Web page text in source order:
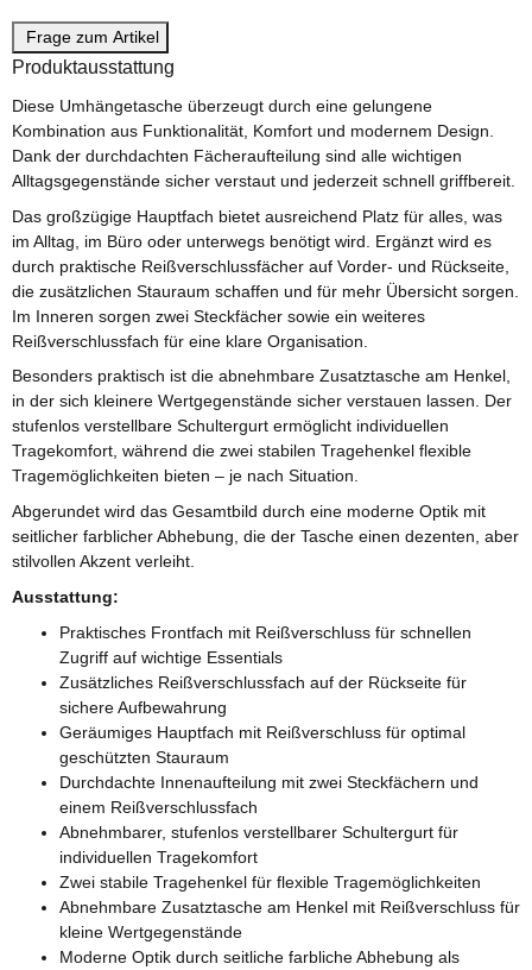
Frage zum Artikel
Produktausstattung
Diese Umhängetasche überzeugt durch eine gelungene
Kombination aus Funktionalität, Komfort und modernem Design.
Dank der durchdachten Fächeraufteilung sind alle wichtigen
Alltagsgegenstände sicher verstaut und jederzeit schnell griffbereit.
Das großzügige Hauptfach bietet ausreichend Platz für alles, was
im Alltag, im Büro oder unterwegs benötigt wird. Ergänzt wird es
durch praktische Reißverschlussfächer auf Vorder- und Rückseite,
die zusätzlichen Stauraum schaffen und für mehr Übersicht sorgen.
Im Inneren sorgen zwei Steckfächer sowie ein weiteres
Reißverschlussfach für eine klare Organisation.
Besonders praktisch ist die abnehmbare Zusatztasche am Henkel,
in der sich kleinere Wertgegenstände sicher verstauen lassen. Der
stufenlos verstellbare Schultergurt ermöglicht individuellen
Tragekomfort, während die zwei stabilen Tragehenkel flexible
Tragemöglichkeiten bieten – je nach Situation.
Abgerundet wird das Gesamtbild durch eine moderne Optik mit
seitlicher farblicher Abhebung, die der Tasche einen dezenten, aber
stilvollen Akzent verleiht.
Ausstattung:
Praktisches Frontfach mit Reißverschluss für schnellen
Zugriff auf wichtige Essentials
Zusätzliches Reißverschlussfach auf der Rückseite für
sichere Aufbewahrung
Geräumiges Hauptfach mit Reißverschluss für optimal
geschützten Stauraum
Durchdachte Innenaufteilung mit zwei Steckfächern und
einem Reißverschlussfach
Abnehmbarer, stufenlos verstellbarer Schultergurt für
individuellen Tragekomfort
Zwei stabile Tragehenkel für flexible Tragemöglichkeiten
Abnehmbare Zusatztasche am Henkel mit Reißverschluss für
kleine Wertgegenstände
Moderne Optik durch seitliche farbliche Abhebung als